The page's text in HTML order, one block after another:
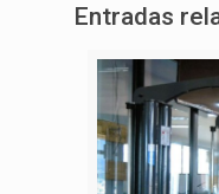
Entradas